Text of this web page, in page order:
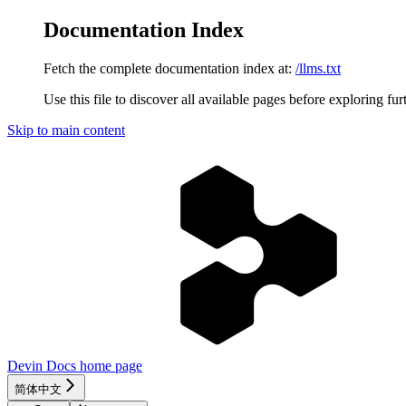
Documentation Index
Fetch the complete documentation index at: /llms.txt
Use this file to discover all available pages before exploring
Skip to main content
Devin Docs home page
简体中文